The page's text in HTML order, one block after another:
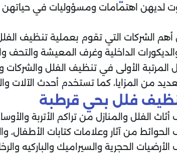
لديهن اهتمامات ومسؤوليات في
أهم الشركات التي تقوم بعملية تنظيف
الداخلية وغرف المعيشة والتحف
المرتبة الأولى في تنظيف الفلل
من المزايا، كما تستخدم أحدث الآلات
فلل بحي قرطبة
الفلل والمنازل من تراكم الأتربة
من آثار وعلامات كتابات الأطفال،
الحجرية والسيراميك والباركيه